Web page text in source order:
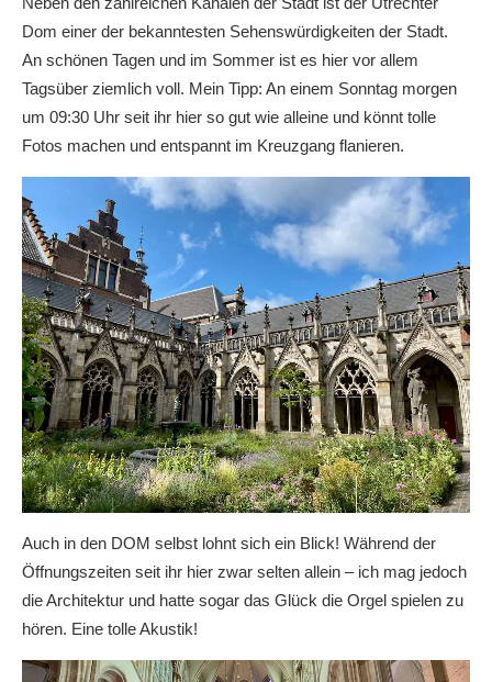
Dom einer der bekanntesten Sehenswürdigkeiten der Stadt.
An schönen Tagen und im Sommer ist es hier vor allem
Tagsüber ziemlich voll. Mein Tipp: An einem Sonntag morgen
um 09:30 Uhr seit ihr hier so gut wie alleine und könnt tolle
Fotos machen und entspannt im Kreuzgang flanieren.
Auch in den DOM selbst lohnt sich ein Blick! Während der
Öffnungszeiten seit ihr hier zwar selten allein – ich mag jedoch
die Architektur und hatte sogar das Glück die Orgel spielen zu
hören. Eine tolle Akustik!